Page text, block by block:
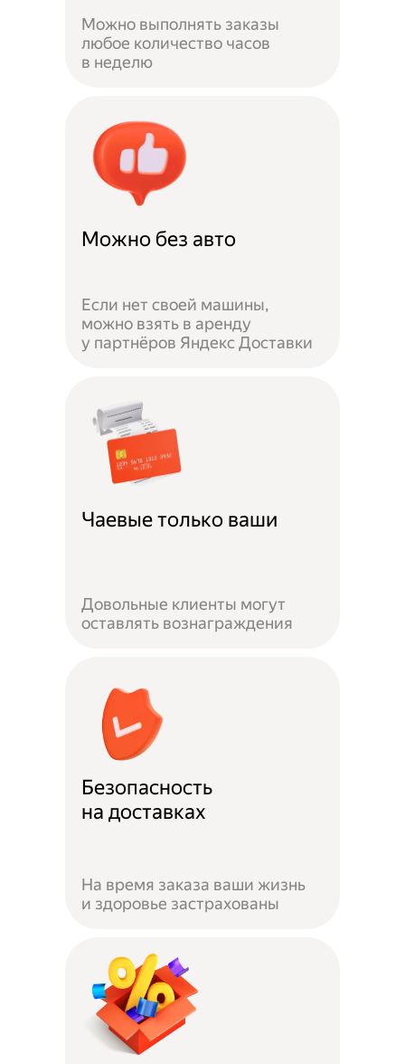
Можно выполнять заказы
любое количество часов
в неделю
Можно без авто
Если нет своей машины,
можно взять в аренду
у партнёров Яндекс Доставки
Чаевые только ваши
Довольные клиенты могут
оставлять вознаграждения
Безопасность
на доставках
На время заказа ваши жизнь
и здоровье застрахованы